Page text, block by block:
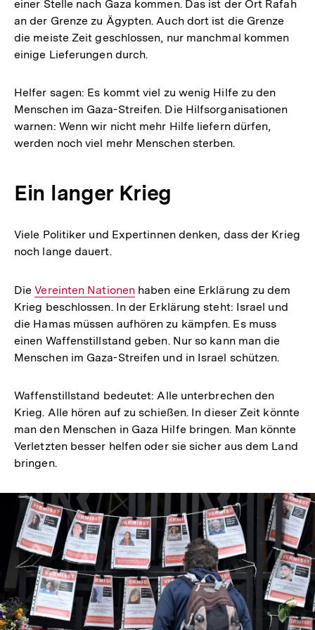
einer Stelle nach Gaza kommen. Das ist der Ort Rafah
an der Grenze zu Ägypten. Auch dort ist die Grenze
die meiste Zeit geschlossen, nur manchmal kommen
einige Lieferungen durch.
Helfer sagen: Es kommt viel zu wenig Hilfe zu den
Menschen im Gaza-Streifen. Die Hilfsorganisationen
warnen: Wenn wir nicht mehr Hilfe liefern dürfen,
werden noch viel mehr Menschen sterben.
Ein langer Krieg
Viele Politiker und Expertinnen denken, dass der Krieg
noch lange dauert.
DieInterner
Link:
Vereinten Nationen haben eine Erklärung zu dem
Krieg beschlossen. In der Erklärung steht: Israel und
die Hamas müssen aufhören zu kämpfen. Es muss
einen Waffenstillstand geben. Nur so kann man die
Menschen im Gaza-Streifen und in Israel schützen.
Waffenstillstand bedeutet: Alle unterbrechen den
Krieg. Alle hören auf zu schießen. In dieser Zeit könnte
man den Menschen in Gaza Hilfe bringen. Man könnte
Verletzten besser helfen oder sie sicher aus dem Land
bringen.
In
Lightbox